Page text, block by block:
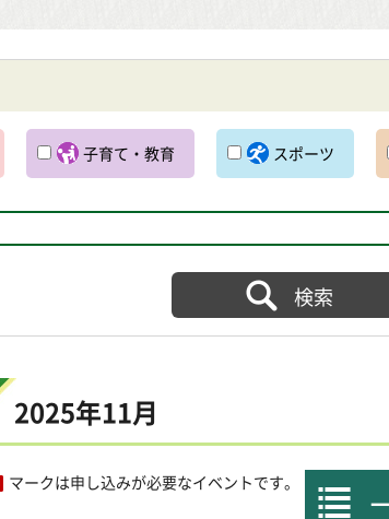
子育て・教育 スポーツ
2025年11月
マークは申し込みが必要なイベントです。